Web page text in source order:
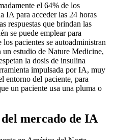
el 64% de los
IA para acceder las 24 horas
respuestas que brindan las
se puede emplear para
pacientes se autoadministran
estudio de Nature Medicine,
la dosis de insulina
impulsada por IA, muy
entorno del paciente, para
un paciente usa una pluma o
mercado de IA